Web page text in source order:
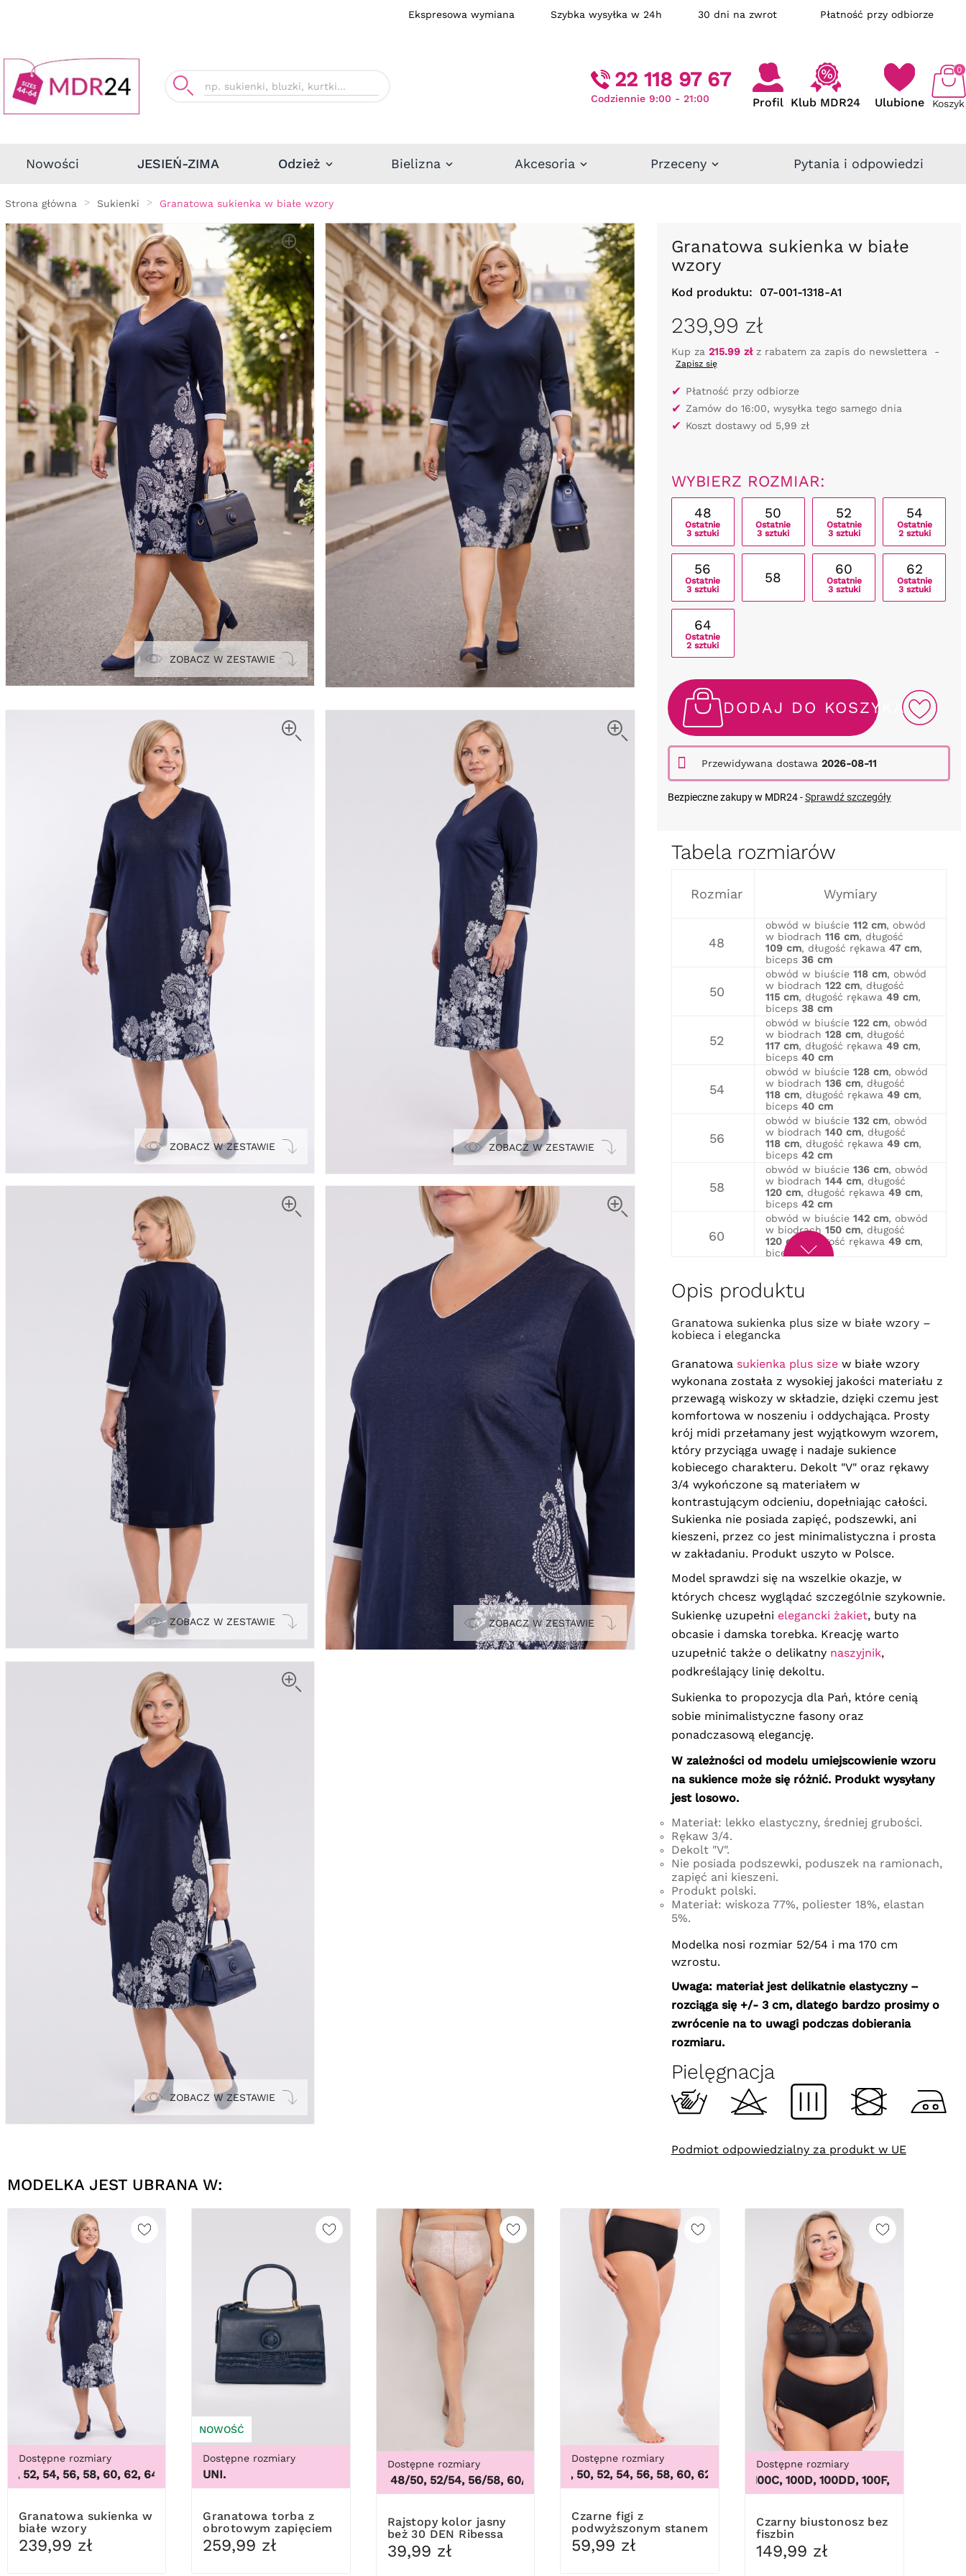
Ekspresowa wymiana Szybka wysyłka w 24h 30 dni na zwrot Płatność przy odbiorze
22 118 97 67
Codziennie 9:00 - 21:00 Profil Klub MDR24 Ulubione Koszyk
0
Nowości JESIEŃ-ZIMA Odzież Bielizna Akcesoria Przeceny Pytania i odpowiedzi
Strona główna Sukienki Granatowa sukienka w białe wzory
ZOBACZ W ZESTAWIE
ZOBACZ W ZESTAWIE ZOBACZ W ZESTAWIE
ZOBACZ W ZESTAWIE ZOBACZ W ZESTAWIE
ZOBACZ W ZESTAWIE
Granatowa sukienka w białe
wzory
Kod produktu: 07-001-1318-A1
239,99 zł
Kup za 215.99 złz rabatem za zapis do newslettera -
Zapisz się
✔ Płatność przy odbiorze
✔ Zamów do 16:00, wysyłka tego samego dnia
✔ Koszt dostawy od 5,99 zł
WYBIERZ ROZMIAR:
48
Ostatnie
3 sztuki
50
Ostatnie
3 sztuki
52
Ostatnie
3 sztuki
54
Ostatnie
2 sztuki
56
Ostatnie
3 sztuki
58
60
Ostatnie
3 sztuki
62
Ostatnie
3 sztuki
64
Ostatnie
2 sztuki
DODAJ DO KOSZYKA
Przewidywana dostawa 2026-08-11
Bezpieczne zakupy w MDR24 -Sprawdź szczegóły
Tabela rozmiarów
Rozmiar Wymiary
48
obwód w biuście 112 cm, obwód
w biodrach 116 cm, długość
109 cm, długość rękawa 47 cm,
biceps 36 cm
50
obwód w biuście 118 cm, obwód
w biodrach 122 cm, długość
115 cm, długość rękawa 49 cm,
biceps 38 cm
52
obwód w biuście 122 cm, obwód
w biodrach 128 cm, długość
117 cm, długość rękawa 49 cm,
biceps 40 cm
54
obwód w biuście 128 cm, obwód
w biodrach 136 cm, długość
118 cm, długość rękawa 49 cm,
biceps 40 cm
56
obwód w biuście 132 cm, obwód
w biodrach 140 cm, długość
118 cm, długość rękawa 49 cm,
biceps 42 cm
58
obwód w biuście 136 cm, obwód
w biodrach 144 cm, długość
120 cm, długość rękawa 49 cm,
biceps 42 cm
60
obwód w biuście 142 cm, obwód
w biodrach 150 cm, długość
120 cm
, długość rękawa 49 cm,
biceps
44 cm
62
121 cm , długość rękawa
biceps
64
obwód w biuście 152 cm
w biodrach 162 cm, długość
121 cm
Opis produktu
Granatowa sukienka plus size w białe wzory –
kobieca i elegancka
Granatowa sukienka plus sizew białe wzory
wykonana została z wysokiej jakości materiału z
przewagą wiskozy w składzie, dzięki czemu jest
komfortowa w noszeniu i oddychająca. Prosty
krój midi przełamany jest wyjątkowym wzorem,
który przyciąga uwagę i nadaje sukience
kobiecego charakteru. Dekolt "V" oraz rękawy
3/4 wykończone są materiałem w
kontrastującym odcieniu, dopełniając całości.
Sukienka nie posiada zapięć, podszewki, ani
kieszeni, przez co jest minimalistyczna i prosta
w zakładaniu. Produkt uszyto w Polsce.
Model sprawdzi się na wszelkie okazje, w
których chcesz wyglądać szczególnie szykownie.
Sukienkę uzupełni elegancki żakiet, buty na
obcasie i damska torebka. Kreację warto
uzupełnić także o delikatny naszyjnik,
podkreślający linię dekoltu.
Sukienka to propozycja dla Pań, które cenią
sobie minimalistyczne fasony oraz
ponadczasową elegancję.
W zależności od modelu umiejscowienie wzoru
na sukience może się różnić. Produkt wysyłany
jest losowo.
Materiał: lekko elastyczny, średniej grubości.
Rękaw 3/4.
Dekolt "V".
Nie posiada podszewki, poduszek na ramionach,
zapięć ani kieszeni.
Produkt polski.
Materiał: wiskoza 77%, poliester 18%, elastan
5%.
Modelka nosi rozmiar 52/54 i ma 170 cm
wzrostu.
Uwaga: materiał jest delikatnie elastyczny –
rozciąga się +/- 3 cm, dlatego bardzo prosimy o
zwrócenie na to uwagi podczas dobierania
rozmiaru.
Pielęgnacja
Podmiot odpowiedzialny za produkt w UE
MODELKA JEST UBRANA W:
Dostępne rozmiary
52, 54, 56, 58, 60, 62, 64,48, 50, 52, 54, 56, 58, 60, 62, 64
Granatowa sukienka w
białe wzory
239,99 zł
NOWOŚĆ
Dostępne rozmiary
UNI.
Granatowa torba z
obrotowym zapięciem
259,99 zł
Dostępne rozmiary
44/46, 48/50, 52/54, 56/58, 60/62, 44/46, 48/50, 52/54, 56/58, 60/62
Rajstopy kolor jasny
beż 30 DEN Ribessa
39,99 zł
Dostępne rozmiary
46, 48, 50, 52, 54, 56, 58, 60, 62,46, 48, 50, 52, 54, 56, 58, 60, 62
Czarne figi z
podwyższonym stanem
Mewa
59,99 zł
Dostępne rozmiary
100B, 100C, 100D, 100DD, 100F, 100G, 100H,
Czarny biustonosz bez
fiszbin
149,99 zł